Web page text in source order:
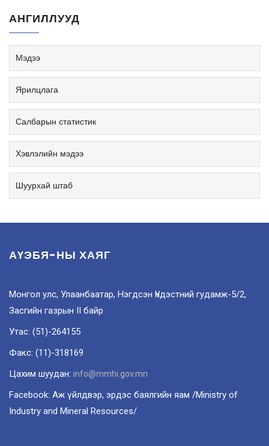
АНГИЛЛУУД
Мэдээ
Ярилцлага
Салбарын статистик
Хэвлэлийн мэдээ
Шуурхай штаб
АҮЭБЯ-НЫ ХАЯГ
Монгол улс, Улаанбаатар, Нэгдсэн Үндэстний гудамж-5/2,
Засгийн газрын II байр
Утас: (51)-264155
Факс: (11)-318169
Цахим шуудан: info@mmhi.gov.mn
Facebook: Аж үйлдвэр, эрдэс баялгийн яам /Ministry of
Industry and Mineral Resources/